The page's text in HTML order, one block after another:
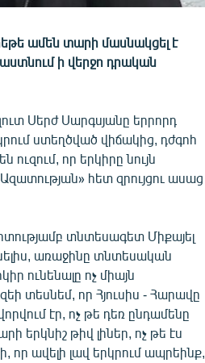
ամեն տարի մասնակցել է
ի վերջո դրական
Սերժ Սարգսյանը երրորդ
ստեղծված վիճակից, դժգոհ
ուզում, որ երկիրը նույն
հետ զրույցու ասաց
տնտեսագետ Միքայել
առաջինը տնտեսական
ունենալը ոչ միայն
տեսնեմ, որ Հյուսիս - Հարավը
էր, ոչ թե դեռ ընդամենը
երկնիշ թիվ լիներ, ոչ թե էս
որ ավելի լավ երկրում ապրեինք,